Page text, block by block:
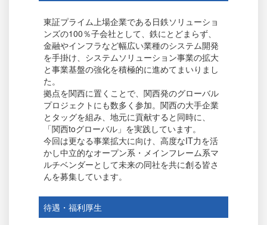
東証プライム上場企業である日鉄ソリューショ
ンズの100％子会社として、鉄にとどまらず、
金融やインフラなど幅広い業種のシステム開発
を手掛け、システムソリューション事業の拡大
と事業基盤の強化を積極的に進めてまいりまし
た。
拠点を関西に置くことで、関西発のグローバル
プロジェクトにも数多く参加。関西の大手企業
とタッグを組み、地元に貢献すると同時に、
「関西toグローバル」を実践しています。
今回は更なる事業拡大に向け、高度なIT力を活
かし中立的なオープン系・メインフレーム系マ
ルチベンダーとして未来の同社を共に創る皆さ
んを募集しています。
待遇・福利厚生